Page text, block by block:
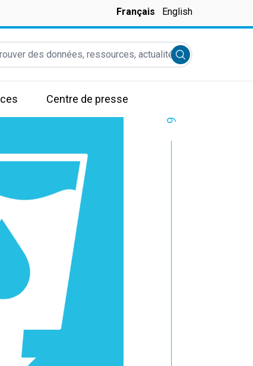
Français English
des données, ressources, actualités et autres
Submit search
Centre de presse
6